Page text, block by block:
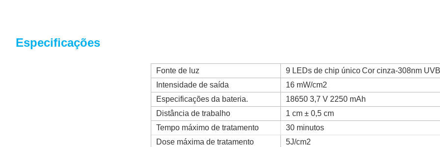
Especificações
Fonte de luz 9 LEDs de chip únicoCor cinza-308nm UVB
Intensidade de saída
16 mW/cm2
Especificações da bateria.
18650 3,7 V 2250 mAh
Distância de trabalho
1 cm ± 0,5 cm
Tempo máximo de tratamento
30 minutos
Dose máxima de tratamento
5J/cm2